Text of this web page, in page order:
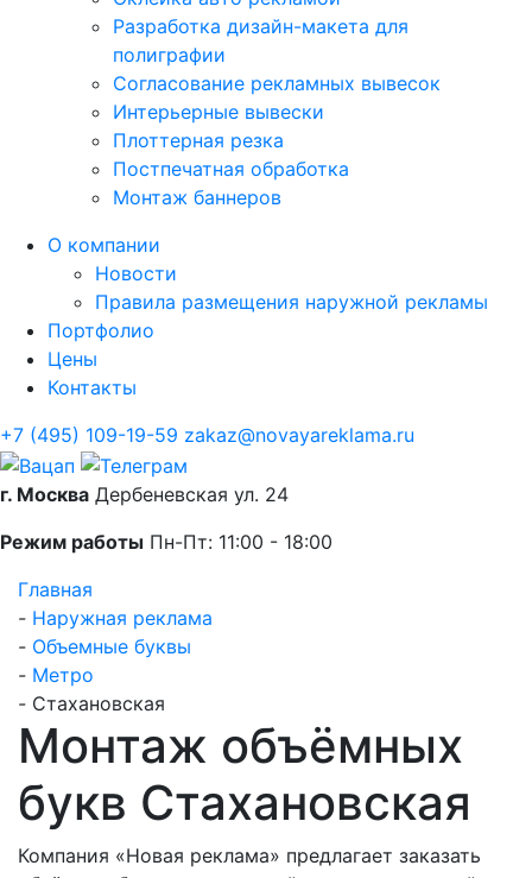
Разработка дизайн-макета для
полиграфии
Согласование рекламных вывесок
Интерьерные вывески
Плоттерная резка
Постпечатная обработка
Монтаж баннеров
О компании
Новости
Правила размещения наружной рекламы
Портфолио
Цены
Контакты
+7 (495) 109-19-59 zakaz@novayareklama.ru
г. Москва Дербеневская ул. 24
Режим работы Пн-Пт: 11:00 - 18:00
Главная
- Наружная реклама
- Объемные буквы
- Метро
- Стахановская
Монтаж объёмных
букв Стахановская
Компания «Новая реклама» предлагает заказать